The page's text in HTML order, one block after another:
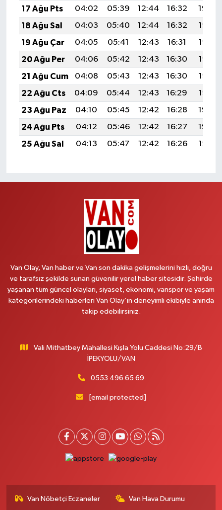
17 Ağu Pts
04:02 05:39 12:44 16:32
19:39
18 Ağu Sal
04:03 05:40 12:44 16:32
19:38
19 Ağu Çar
04:05 05:41 12:43 16:31
19:36
20 Ağu Per
04:06 05:42 12:43 16:30
19:35
21 Ağu Cum
04:08 05:43 12:43 16:30
19:33
22 Ağu Cts
04:09 05:44 12:43 16:29
19:32
23 Ağu Paz
04:10 05:45 12:42 16:28
19:30
24 Ağu Pts
04:12 05:46 12:42 16:27
19:29
25 Ağu Sal
04:13 05:47 12:42 16:26 19:27
Van Olay, Van haber ve Van son dakika gelişmelerini hızlı, doğru
ve tarafsız şekilde sunan güvenilir yerel haber sitesidir. Şehirde
yaşanan tüm güncel olayları, siyaset, ekonomi, vanspor ve yaşam
kategorilerindeki haberleri Van Olay’ın deneyimli ekibiyle anında
takip edebilirsiniz.
Vali Mithatbey Mahallesi Kışla Yolu Caddesi No:29/B
İPEKYOLU/VAN
0553 496 65 69
[email protected]
Van Nöbetçi Eczaneler Van Hava Durumu